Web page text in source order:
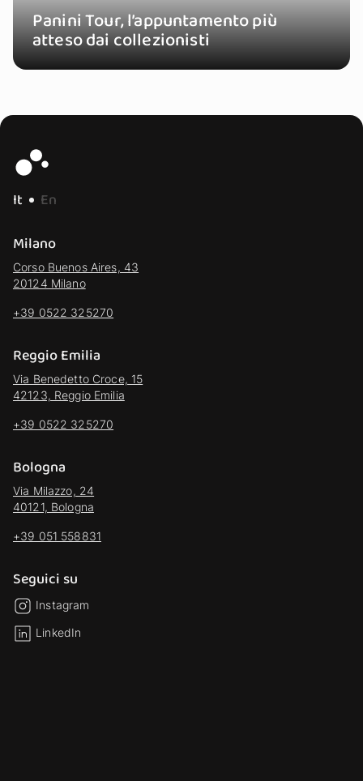
Panini Tour, l’appuntamento più
atteso dai collezionisti
It
En
Milano
Corso Buenos Aires, 43
20124 Milano
+39 0522 325270
Reggio Emilia
Via Benedetto Croce, 15
42123, Reggio Emilia
+39 0522 325270
Bologna
Via Milazzo, 24
40121, Bologna
+39 051 558831
Seguici su
Instagram
LinkedIn